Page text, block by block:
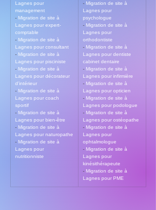
Lagnes pour
management
- Migration de site à
Lagnes pour expert-
comptable
- Migration de site à
Lagnes pour consultant
- Migration de site à
Lagnes pour pisciniste
- Migration de site à
Lagnes pour décorateur
d’intérieur
- Migration de site à
Lagnes pour coach
sportif
- Migration de site à
Lagnes pour bien-être
- Migration de site à
Lagnes pour naturopathe
- Migration de site à
Lagnes pour
nutritionniste
- Migration de site à
Lagnes pour
psychologue
- Migration de site à
Lagnes pour
orthodontiste
- Migration de site à
Lagnes pour dentiste
cabinet dentaire
- Migration de site à
Lagnes pour infirmière
- Migration de site à
Lagnes pour opticien
- Migration de site à
Lagnes pour podologue
- Migration de site à
Lagnes pour ostéopathe
- Migration de site à
Lagnes pour
ophtalmologue
- Migration de site à
Lagnes pour
kinésithérapeute
- Migration de site à
Lagnes pour PME